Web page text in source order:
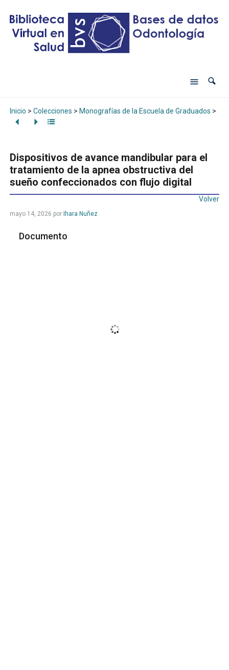
Inicio > Colecciones > Monografías de la Escuela de Graduados >
Dispositivos de avance mandibular para el
tratamiento de la apnea obstructiva del
sueño confeccionados con flujo digital
Volver
mayo 14, 2026 por Ihara Nuñez
Documento